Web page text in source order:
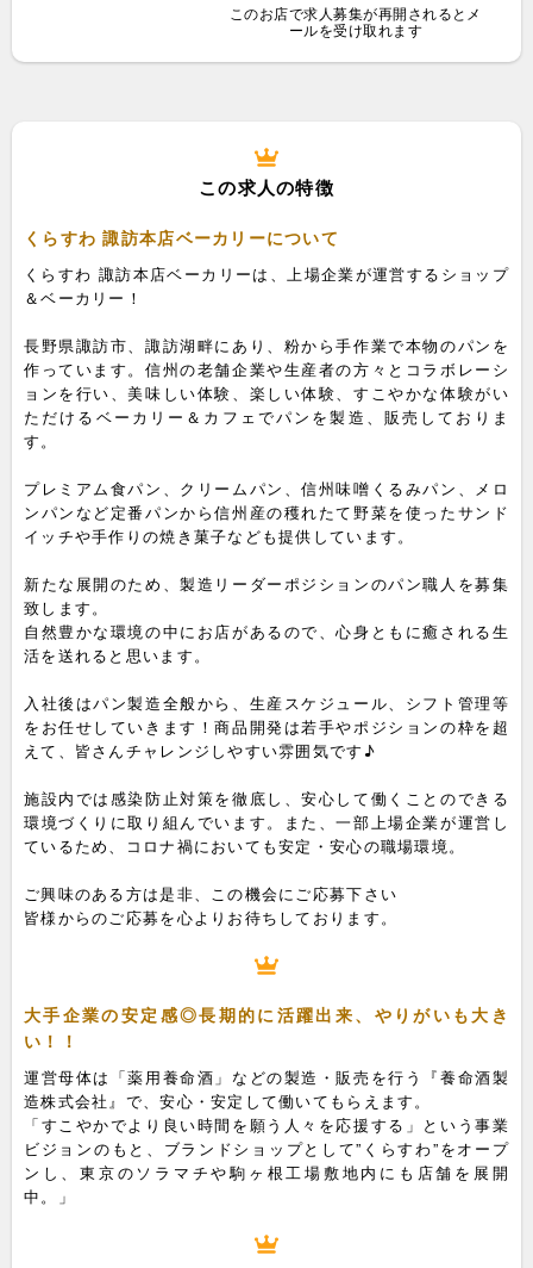
このお店で求人募集が再開されるとメ
ールを受け取れます
この求人の特徴
くらすわ 諏訪本店ベーカリーについて
くらすわ 諏訪本店ベーカリーは、上場企業が運営するショップ
＆ベーカリー！
長野県諏訪市、諏訪湖畔にあり、粉から手作業で本物のパンを
作っています。信州の老舗企業や生産者の方々とコラボレーシ
ョンを行い、美味しい体験、楽しい体験、すこやかな体験がい
ただけるベーカリー＆カフェでパンを製造、販売しておりま
す。
プレミアム食パン、クリームパン、信州味噌くるみパン、メロ
ンパンなど定番パンから信州産の穫れたて野菜を使ったサンド
イッチや手作りの焼き菓子なども提供しています。
新たな展開のため、製造リーダーポジションのパン職人を募集
致します。
自然豊かな環境の中にお店があるので、心身ともに癒される生
活を送れると思います。
入社後はパン製造全般から、生産スケジュール、シフト管理等
をお任せしていきます！商品開発は若手やポジションの枠を超
えて、皆さんチャレンジしやすい雰囲気です♪
施設内では感染防止対策を徹底し、安心して働くことのできる
環境づくりに取り組んでいます。また、一部上場企業が運営し
ているため、コロナ禍においても安定・安心の職場環境。
ご興味のある方は是非、この機会にご応募下さい
皆様からのご応募を心よりお待ちしております。
大手企業の安定感◎長期的に活躍出来、やりがいも大き
い！！
運営母体は「薬用養命酒」などの製造・販売を行う『養命酒製
造株式会社』で、安心・安定して働いてもらえます。
「すこやかでより良い時間を願う人々を応援する」という事業
ビジョンのもと、ブランドショップとして”くらすわ”をオープ
ンし、東京のソラマチや駒ヶ根工場敷地内にも店舗を展開
中。」